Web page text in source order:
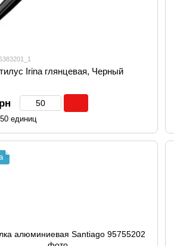
Irina глянцевая, Черный
единиц